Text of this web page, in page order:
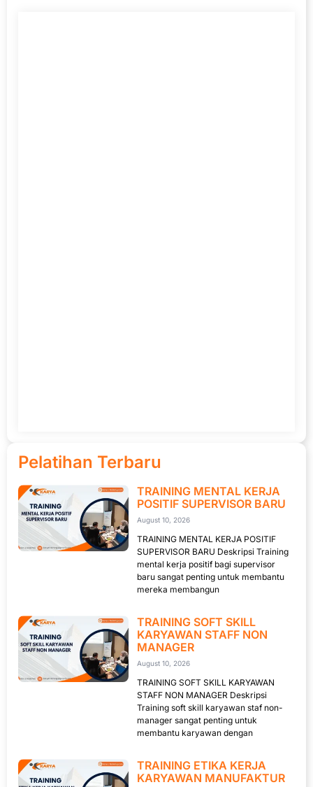
Pelatihan Terbaru
TRAINING MENTAL KERJA
POSITIF SUPERVISOR BARU
August 10, 2026
TRAINING MENTAL KERJA POSITIF
SUPERVISOR BARU Deskripsi Training
mental kerja positif bagi supervisor
baru sangat penting untuk membantu
mereka membangun
TRAINING SOFT SKILL
KARYAWAN STAFF NON
MANAGER
August 10, 2026
TRAINING SOFT SKILL KARYAWAN
STAFF NON MANAGER Deskripsi
Training soft skill karyawan staf non-
manager sangat penting untuk
membantu karyawan dengan
TRAINING ETIKA KERJA
KARYAWAN MANUFAKTUR